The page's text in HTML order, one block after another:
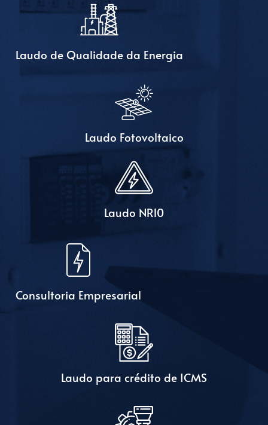
Laudo de Qualidade da Energia
Laudo Fotovoltaico
Laudo NR10
Consultoria Empresarial
Laudo para crédito de ICMS